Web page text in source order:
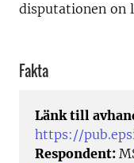
disputationen on
Fakta
Länk till
https://
Respondent: